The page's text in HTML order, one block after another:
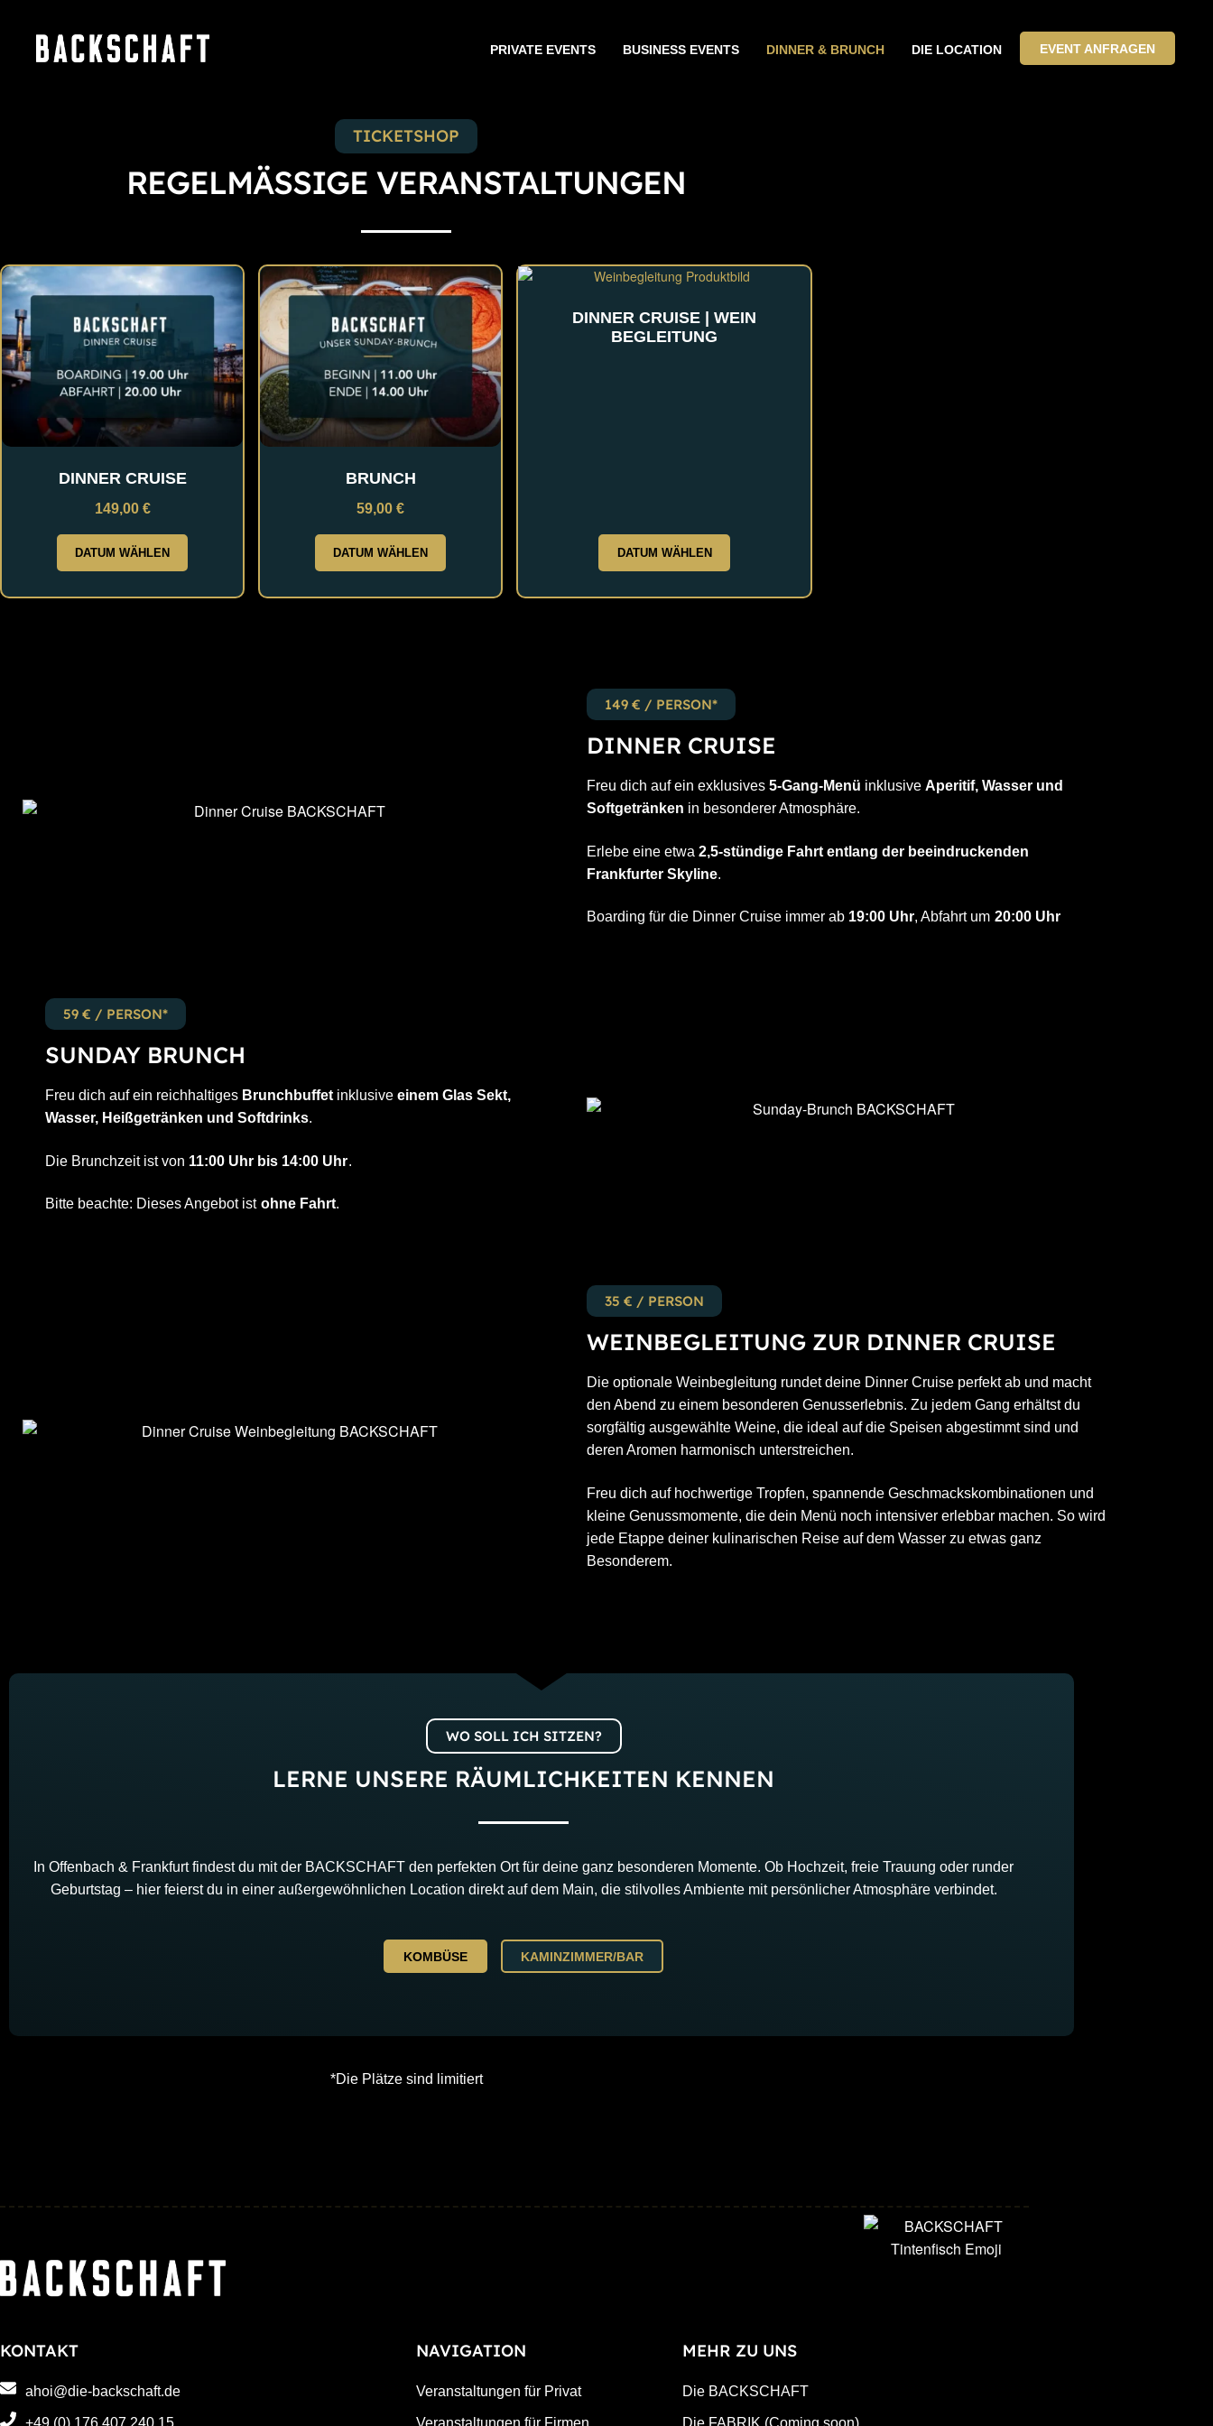
PRIVATE EVENTS BUSINESS EVENTS DINNER & BRUNCH DIE LOCATION EVENT ANFRAGEN
TICKETSHOP
REGELMÄSSIGE VERANSTALTUNGEN
DINNER CRUISE
149,00 €
DATUM WÄHLEN
BRUNCH
59,00 €
DATUM WÄHLEN
DINNER CRUISE | WEIN
BEGLEITUNG
DATUM WÄHLEN
149 € / PERSON*
DINNER CRUISE
Freu dich auf ein exklusives 5-Gang-Menü inklusive Aperitif, Wasser und
Softgetränken in besonderer Atmosphäre.
Erlebe eine etwa 2,5-stündige Fahrt entlang der beeindruckenden
Frankfurter Skyline.
Boarding für die Dinner Cruise immer ab 19:00 Uhr, Abfahrt um 20:00 Uhr
59 € / PERSON*
SUNDAY BRUNCH
Freu dich auf ein reichhaltiges Brunchbuffet inklusive einem Glas Sekt,
Wasser, Heißgetränken und Softdrinks.
Die Brunchzeit ist von 11:00 Uhr bis 14:00 Uhr.
Bitte beachte: Dieses Angebot ist ohne Fahrt.
35 € / PERSON
WEINBEGLEITUNG ZUR DINNER CRUISE
Die optionale Weinbegleitung rundet deine Dinner Cruise perfekt ab und macht
den Abend zu einem besonderen Genusserlebnis. Zu jedem Gang erhältst du
sorgfältig ausgewählte Weine, die ideal auf die Speisen abgestimmt sind und
deren Aromen harmonisch unterstreichen.
Freu dich auf hochwertige Tropfen, spannende Geschmackskombinationen und
kleine Genussmomente, die dein Menü noch intensiver erlebbar machen. So wird
jede Etappe deiner kulinarischen Reise auf dem Wasser zu etwas ganz
Besonderem.
WO SOLL ICH SITZEN?
LERNE UNSERE RÄUMLICHKEITEN KENNEN
In Offenbach & Frankfurt findest du mit der BACKSCHAFT den perfekten Ort für deine ganz besonderen Momente. Ob Hochzeit, freie Trauung oder runder
Geburtstag – hier feierst du in einer außergewöhnlichen Location direkt auf dem Main, die stilvolles Ambiente mit persönlicher Atmosphäre verbindet.
KOMBÜSE KAMINZIMMER/BAR
*Die Plätze sind limitiert
KONTAKT
ahoi@die-backschaft.de
+49 (0) 176 407 240 15
NAVIGATION
Veranstaltungen für Privat
Veranstaltungen für Firmen
MEHR ZU UNS
Die BACKSCHAFT
Die FABRIK (Coming soon)